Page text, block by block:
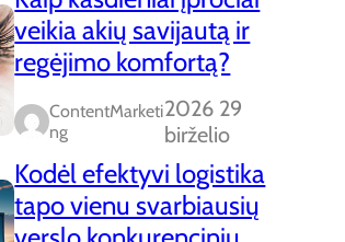
veikia akių savijautą ir
regėjimo komfortą?
ContentMarketi
Ng
2026 29
birželio
Kodėl efektyvi logistika
tapo vienu svarbiausių